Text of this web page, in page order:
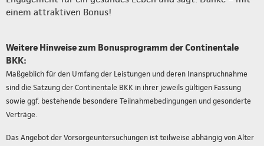
einem attraktiven Bonus!
Weitere Hinweise zum Bonusprogramm der Continentale
BKK:
Maßgeblich für den Umfang der Leistungen und deren Inanspruchnahme
sind die Satzung der Continentale BKK in ihrer jeweils gültigen Fassung
sowie ggf. bestehende besondere Teilnahmebedingungen und gesonderte
Verträge.
Das Angebot der Vorsorgeuntersuchungen ist teilweise abhängig von Alter